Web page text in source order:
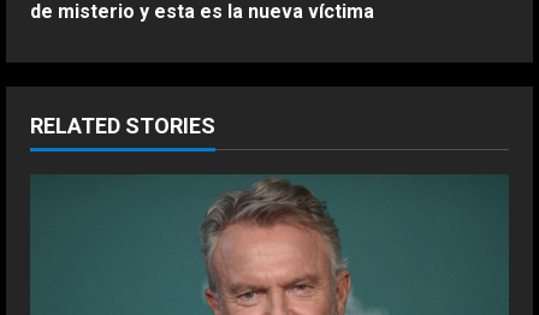
i
n
u
e
de misterio y esta es la nueva víctima
RELATED STORIES